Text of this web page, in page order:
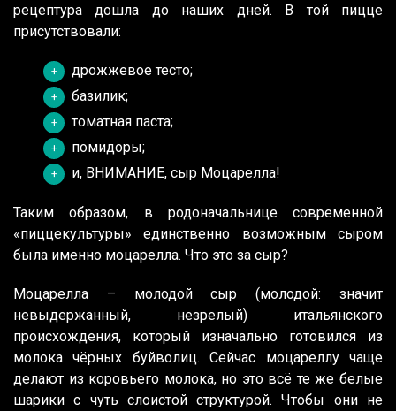
рецептура дошла до наших дней. В той пицце
присутствовали:
дрожжевое тесто;
базилик;
томатная паста;
помидоры;
и, ВНИМАНИЕ, сыр Моцарелла!
Таким образом, в родоначальнице современной
«пиццекультуры» единственно возможным сыром
была именно моцарелла. Что это за сыр?
Моцарелла – молодой сыр (молодой: значит
невыдержанный, незрелый) итальянского
происхождения, который изначально готовился из
молока чёрных буйволиц. Сейчас моцареллу чаще
делают из коровьего молока, но это всё те же белые
шарики с чуть слоистой структурой. Чтобы они не